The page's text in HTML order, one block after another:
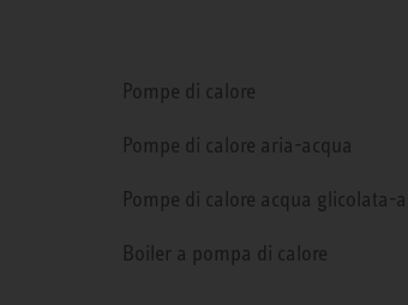
Pompe di calore
Pompe di calore aria-acqua
Pompe di calore acqua glicolata-
Boiler a pompa di calore